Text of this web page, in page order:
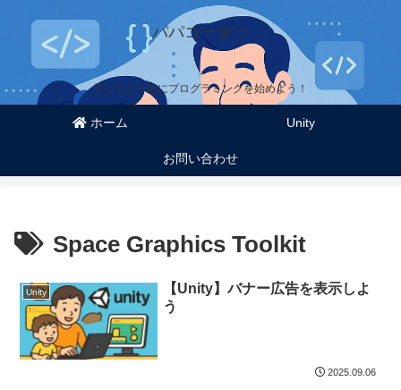
パパコーダー
子どもと一緒にプログラミングを始めよう！
ホーム Unity
お問い合わせ
Space Graphics Toolkit
Unity
【Unity】バナー広告を表示しよ
う
2025.09.06